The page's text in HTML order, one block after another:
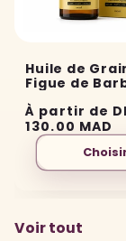
Huile de
Figue de
Prix
habituel
À partir de
130.00 MAD
Voir tout